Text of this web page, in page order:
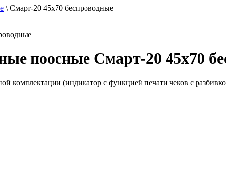
\ Смарт-20 45x70 беспроводные
поосные Смарт-20 45x70
комплектации (индикатор с функцией печати чеков с